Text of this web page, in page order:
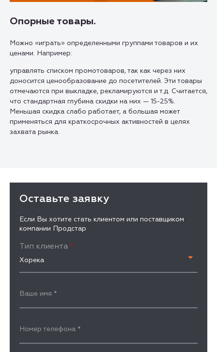
Опорные товары.
Можно «играть» определенными группами товаров и их
ценами. Например:
управлять списком промотоваров, так как через них
доносится ценообразование до посетителей. Эти товары
отмечаются при выкладке, рекламируются и т.д. Считается,
что стандартная глубина скидки на них — 15-25%.
Меньшая скидка слабо работает, а большая может
применяться для краткосрочных активностей в целях
захвата рынка.
Оставьте заявку
Если Вы хотите стать клиентом или поставщиком
компании Продстар
Тип клиента *
Хорека
Ваше имя *
Номер телефона *